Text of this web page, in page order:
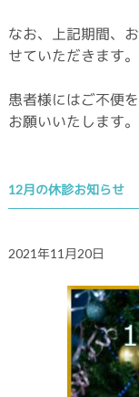
なお、上記期間、
せていただきます。
患者様にはご不便
お願いいたします。
12月の休診お知らせ
2021年11月20日